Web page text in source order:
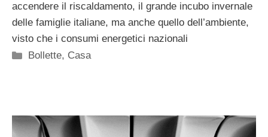
accendere il riscaldamento, il grande incubo invernale
delle famiglie italiane, ma anche quello dell’ambiente,
visto che i consumi energetici nazionali
Categorie
Bollette, Casa